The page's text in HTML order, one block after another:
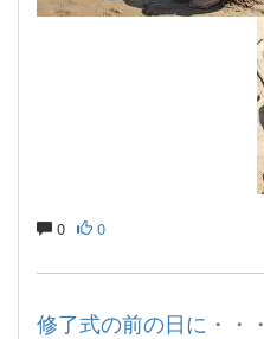
0 0
修了式の前の日に・・・